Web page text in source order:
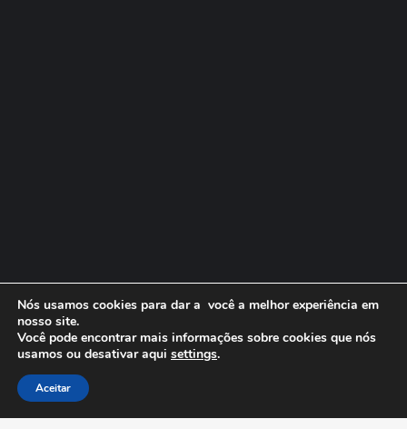
© Copyright 2026. Todos os direitos reservados
Nós usamos cookies para dar a você a melhor experiência em
nosso site.
Você pode encontrar mais informações sobre cookies que nós
usamos ou desativar aqui settings.
Aceitar